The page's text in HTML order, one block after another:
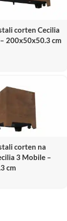
corten Cecilia
200x50x50.3 cm
corten na
3 Mobile –
cm